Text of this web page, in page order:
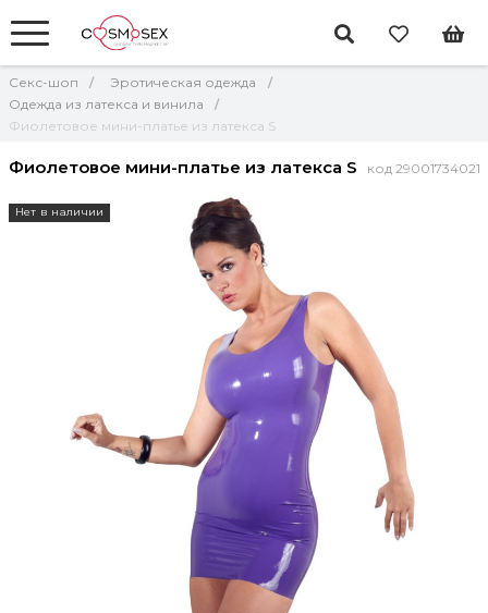
Секс-шоп
Эротическая одежда
Одежда из латекса и винила
Фиолетовое мини-платье из латекса S
Фиолетовое мини-платье из латекса S код 29001734021
Нет в наличии